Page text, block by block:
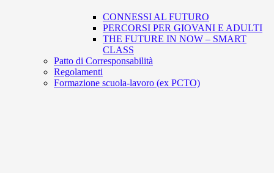
CONNESSI AL FUTURO
PERCORSI PER GIOVANI E ADULTI
THE FUTURE IN NOW – SMART
CLASS
Patto di Corresponsabilità
Regolamenti
Formazione scuola-lavoro (ex PCTO)